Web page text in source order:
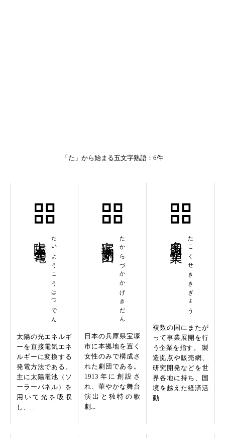
「た」から始まる五文字熟語：6件
たいようこうはつでん
太陽の光エネルギ
ーを直接電気エネ
ルギーに変換する
発電方法である。
主に太陽電池（ソ
ーラーパネル）を
用いて光を吸収
し、...
たからづかかげきだん
日本の兵庫県宝塚
市に本拠地を置く
女性のみで構成さ
れた劇団である。
1913年に創設さ
れ、華やかな舞台
演出と独特の歌
劇...
たこくせききぎょう
複数の国にまたが
って事業展開を行
う企業を指す。 製
造拠点や販売網、
研究開発などを世
界各地に持ち、国
境を越えた経済活
動...